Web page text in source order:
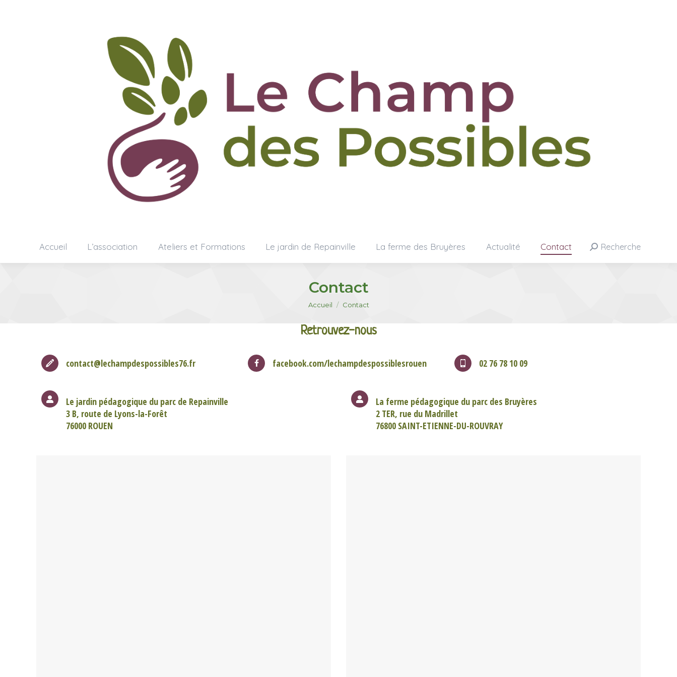
Accueil L’association Ateliers et Formations Le jardin de Repainville La ferme des Bruyères Actualité Contact Search:
Recherche
Contact
Vous êtes ici :
Accueil Contact
Retrouvez-nous
contact@lechampdespossibles76.fr facebook.com/lechampdespossiblesrouen 02 76 78 10 09
Le jardin pédagogique du parc de Repainville
3 B, route de Lyons-la-Forêt
76000 ROUEN
La ferme pédagogique du parc des Bruyères
2 TER, rue du Madrillet
76800 SAINT-ETIENNE-DU-ROUVRAY